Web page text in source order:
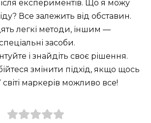
експериментів. Що я можу
Все залежить від обставин.
легкі методи, іншим —
засоби.
і знайдіть своє рішення.
змінити підхід, якщо щось
маркерів можливо все!